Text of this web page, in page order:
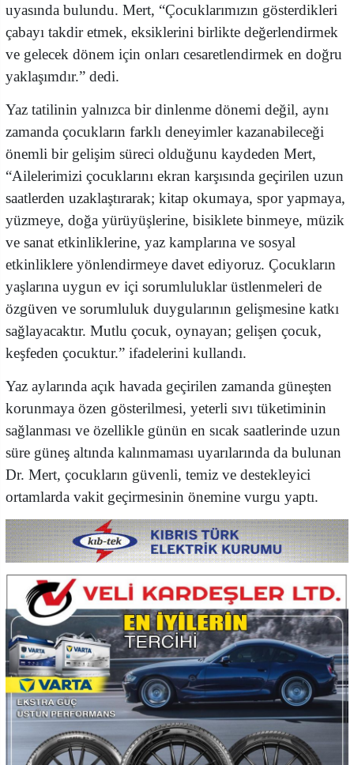
uyasında bulundu. Mert, “Çocuklarımızın gösterdikleri
çabayı takdir etmek, eksiklerini birlikte değerlendirmek
ve gelecek dönem için onları cesaretlendirmek en doğru
yaklaşımdır.” dedi.
Yaz tatilinin yalnızca bir dinlenme dönemi değil, aynı
zamanda çocukların farklı deneyimler kazanabileceği
önemli bir gelişim süreci olduğunu kaydeden Mert,
“Ailelerimizi çocuklarını ekran karşısında geçirilen uzun
saatlerden uzaklaştırarak; kitap okumaya, spor yapmaya,
yüzmeye, doğa yürüyüşlerine, bisiklete binmeye, müzik
ve sanat etkinliklerine, yaz kamplarına ve sosyal
etkinliklere yönlendirmeye davet ediyoruz. Çocukların
yaşlarına uygun ev içi sorumluluklar üstlenmeleri de
özgüven ve sorumluluk duygularının gelişmesine katkı
sağlayacaktır. Mutlu çocuk, oynayan; gelişen çocuk,
keşfeden çocuktur.” ifadelerini kullandı.
Yaz aylarında açık havada geçirilen zamanda güneşten
korunmaya özen gösterilmesi, yeterli sıvı tüketiminin
sağlanması ve özellikle günün en sıcak saatlerinde uzun
süre güneş altında kalınmaması uyarılarında da bulunan
Dr. Mert, çocukların güvenli, temiz ve destekleyici
ortamlarda vakit geçirmesinin önemine vurgu yaptı.